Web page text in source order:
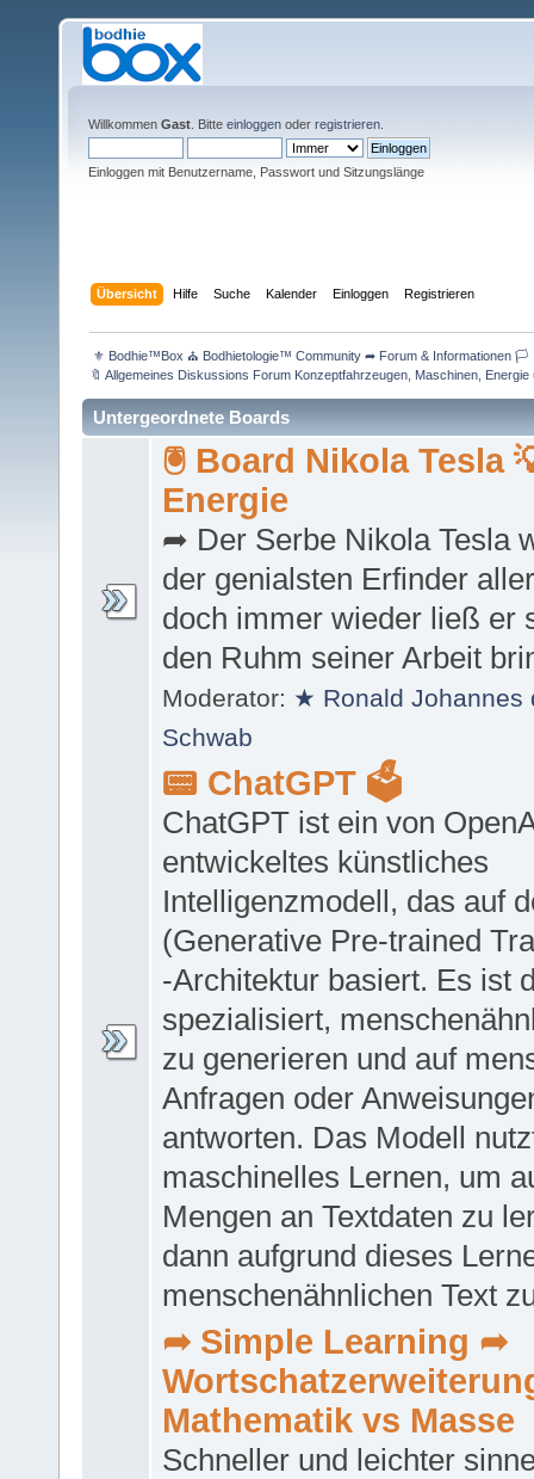
Willkommen Gast . Bitte einloggen oder registrieren
Einloggen mit Benutzername, Passwort und Sitzungslänge
Übersicht Hilfe Suche Kalender Einloggen Registrieren
⚜ Bodhie™Box ⛪ Bodhietologie™ Community ➦ Forum & Informationen
🔖 Allgemeines Diskussions Forum Konzeptfahrzeugen, Maschinen,
Untergeordnete Boards
🖲 Board Nikola Tesla
Energie
➦ Der Serbe Nikola Tesla
der genialsten Erfinder
doch immer wieder ließ er
den Ruhm seiner Arbeit
Moderator: ★ Ronald Johannes
Schwab
📟 ChatGPT 🗳
ChatGPT ist ein von
entwickeltes künstliches
Intelligenzmodell, das auf
(Generative Pre-trained
-Architektur basiert. Es ist
spezialisiert,
zu generieren und auf
Anfragen oder
antworten. Das Modell
maschinelles Lernen, um
Mengen an Textdaten zu
dann aufgrund dieses
menschenähnlichen Text
➦ Simple Learning ➦
Mathematik vs Masse
Schneller und leichter